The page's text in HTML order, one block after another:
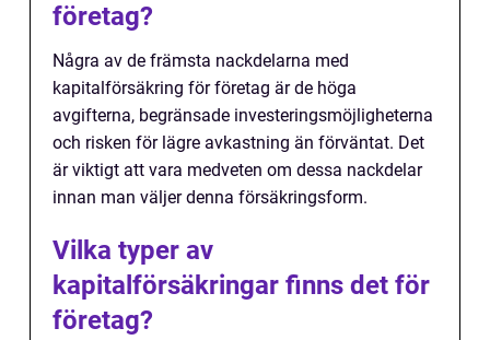
företag?
Några av de främsta nackdelarna med
kapitalförsäkring för företag är de höga
avgifterna, begränsade investeringsmöjligheterna
och risken för lägre avkastning än förväntat. Det
är viktigt att vara medveten om dessa nackdelar
innan man väljer denna försäkringsform.
Vilka typer av
kapitalförsäkringar finns det för
företag?